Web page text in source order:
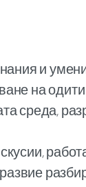
и
на одити
среда,